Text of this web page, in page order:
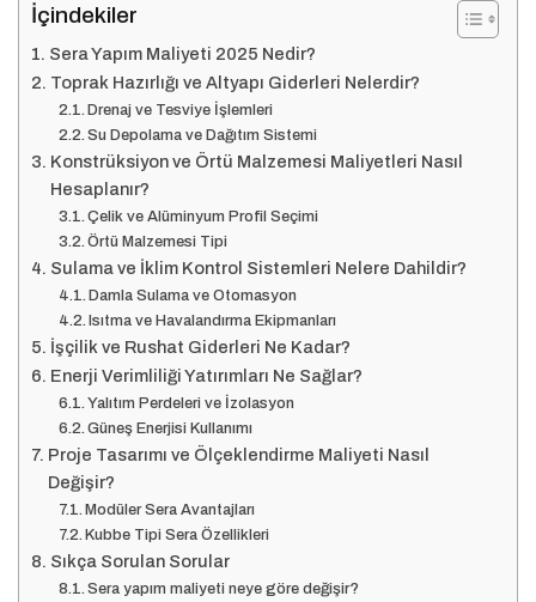
İçindekiler
Sera Yapım Maliyeti 2025 Nedir?
Toprak Hazırlığı ve Altyapı Giderleri Nelerdir?
Drenaj ve Tesviye İşlemleri
Su Depolama ve Dağıtım Sistemi
Konstrüksiyon ve Örtü Malzemesi Maliyetleri Nasıl
Hesaplanır?
Çelik ve Alüminyum Profil Seçimi
Örtü Malzemesi Tipi
Sulama ve İklim Kontrol Sistemleri Nelere Dahildir?
Damla Sulama ve Otomasyon
Isıtma ve Havalandırma Ekipmanları
İşçilik ve Ru­s­hat Giderleri Ne Kadar?
Enerji Verimliliği Yatırımları Ne Sağlar?
Yalıtım Perdeleri ve İzolasyon
Güneş Enerjisi Kullanımı
Proje Tasarımı ve Ölçeklendirme Maliyeti Nasıl
Değişir?
Modüler Sera Avantajları
Kubbe Tipi Sera Özellikleri
Sıkça Sorulan Sorular
Sera yapım maliyeti neye göre değişir?